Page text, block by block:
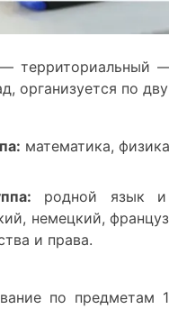
территориальный
организуется по
математика,
родной язык и
немецкий,
и права.
по предметам